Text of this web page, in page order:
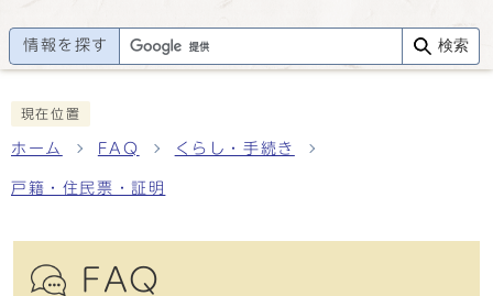
情報を探す 検索
現在位置
ホーム FAQ くらし・手続き
戸籍・住民票・証明
FAQ